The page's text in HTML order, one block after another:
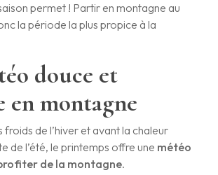
permet ! Partir en montagne au
la période la plus propice à la
douce et
en montagne
froids de l’hiver et avant la chaleur
de l’été, le printemps offre une météo
de la montagne.